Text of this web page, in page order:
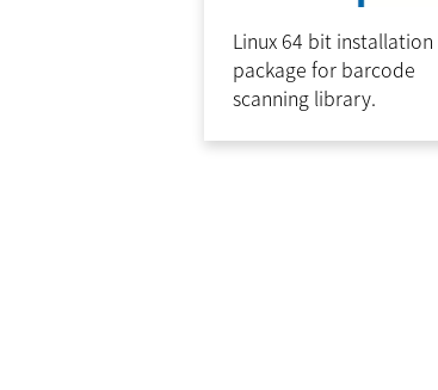
Linux 64 bit installation
package for barcode
scanning library.